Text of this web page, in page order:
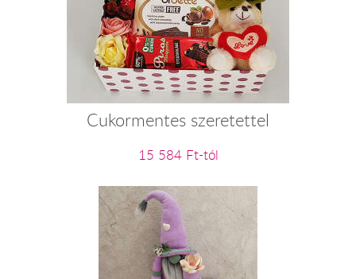
Cukormentes szeretettel
15 584 Ft-tól